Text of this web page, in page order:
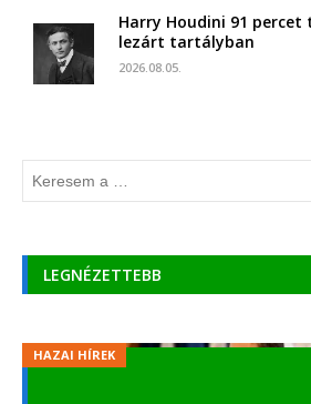
Harry Houdini 91
lezárt tartályban
2026.08.05.
LEGNÉZETTEBB
HAZAI HÍREK